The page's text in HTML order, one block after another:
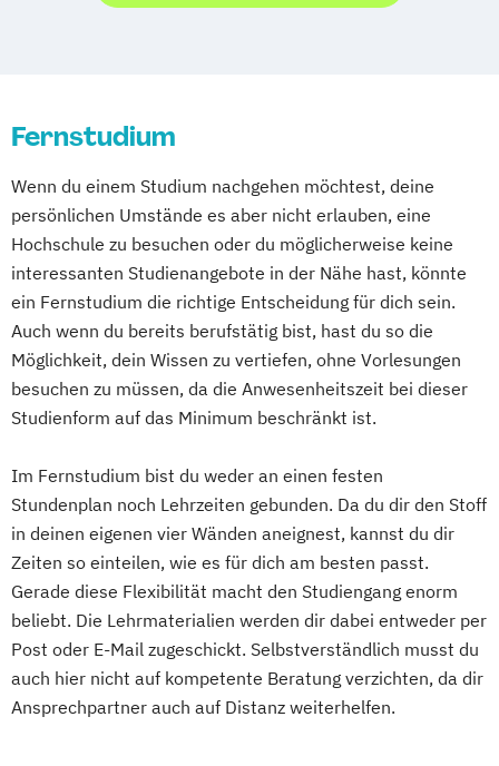
Psychologie
Soziale Arbeit (einphasig) (B.A.)
Soziale Arbeit (zweiphasig)
Sozialmanagement
Sozialpädagogik (einphasig) (B.A.)
Sozialpädagogik (zweiphasig) (B.A.)
Tourismus- und Eventmanagement
UX Design
Unternehmensrecht
Vertriebspsychologie
Wirtschaftsingenieur
Wirtschaftspsychologie Wirtschaftsrecht
Fernstudium
Wenn du einem Studium nachgehen möchtest, deine
persönlichen Umstände es aber nicht erlauben, eine
Hochschule zu besuchen oder du möglicherweise keine
interessanten Studienangebote in der Nähe hast, könnte
ein Fernstudium die richtige Entscheidung für dich sein.
Auch wenn du bereits berufstätig bist, hast du so die
Möglichkeit, dein Wissen zu vertiefen, ohne Vorlesungen
besuchen zu müssen, da die Anwesenheitszeit bei dieser
Studienform auf das Minimum beschränkt ist.
Im Fernstudium bist du weder an einen festen
Stundenplan noch Lehrzeiten gebunden. Da du dir den Stoff
in deinen eigenen vier Wänden aneignest, kannst du dir
Zeiten so einteilen, wie es für dich am besten passt.
Gerade diese Flexibilität macht den Studiengang enorm
beliebt. Die Lehrmaterialien werden dir dabei entweder per
Post oder E-Mail zugeschickt. Selbstverständlich musst du
auch hier nicht auf kompetente Beratung verzichten, da dir
Ansprechpartner auch auf Distanz weiterhelfen.